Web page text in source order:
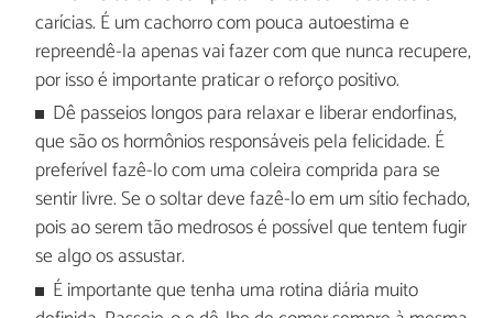
carícias. É um cachorro com pouca autoestima e
repreendê-la apenas vai fazer com que nunca recupere,
por isso é importante praticar o reforço positivo.
Dê passeios longos para relaxar e liberar endorfinas,
que são os hormônios responsáveis pela felicidade. É
preferível fazê-lo com uma coleira comprida para se
sentir livre. Se o soltar deve fazê-lo em um sítio fechado,
pois ao serem tão medrosos é possível que tentem fugir
se algo os assustar.
É importante que tenha uma rotina diária muito